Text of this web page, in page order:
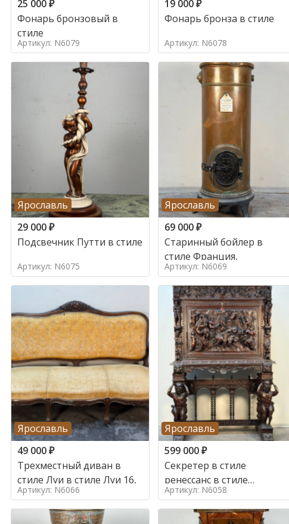
25 000₽
Фонарь бронзовый в
стиле
Артикул: N6079
19 000₽
Фонарь бронза в стиле
Артикул: N6078
Ярославль
29 000₽
Подсвечник Путти в стиле
Артикул: N6075
Ярославль
69 000₽
Старинный бойлер в
стиле Франция,
Артикул: N6069
Ярославль
49 000₽
Трехместный диван в
стиле Луи в стиле Луи 16,
Артикул: N6066
Ярославль
599 000₽
Секретер в стиле
ренессанс в стиле
ренессанс, 19 век
Артикул: N6058